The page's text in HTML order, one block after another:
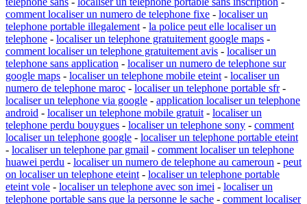
comment localiser un numero de telephone fixe - localiser un
telephone portable illegalement - la police peut elle localiser un
telephone - localiser un telephone gratuitement google maps -
comment localiser un telephone gratuitement avis - localiser un
telephone sans application - localiser un numero de telephone sur
google maps - localiser un telephone mobile eteint - localiser un
numero de telephone maroc - localiser un telephone portable sfr-
localiser un telephone via google - application localiser un telephone
android - localiser un telephone mobile gratuit - localiser un
telephone perdu bouygues - localiser un telephone sony - comment
localiser un telephone google - localiser un telephone portable eteint
- localiser un telephone par gmail - comment localiser un telephone
huawei perdu - localiser un numero de telephone au cameroun - peut
on localiser un telephone eteint - localiser un telephone portable
eteint vole - localiser un telephone avec son imei - localiser un
telephone portable sans que la personne le sache - comment localiser